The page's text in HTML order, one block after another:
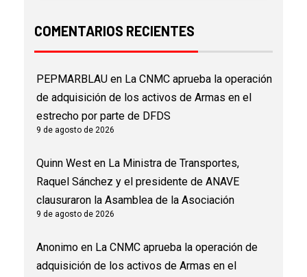
COMENTARIOS RECIENTES
PEPMARBLAU en La CNMC aprueba la operación
de adquisición de los activos de Armas en el
estrecho por parte de DFDS
9 de agosto de 2026
Quinn West en La Ministra de Transportes,
Raquel Sánchez y el presidente de ANAVE
clausuraron la Asamblea de la Asociación
9 de agosto de 2026
Anonimo en La CNMC aprueba la operación de
adquisición de los activos de Armas en el